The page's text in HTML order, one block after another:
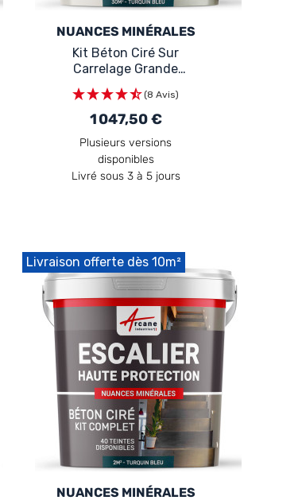
NUANCES MINÉRALES
Kit Béton Ciré Sur
Carrelage Grande
Surface Bleu
(8 Avis)
1 047,50 €
Plusieurs versions
disponibles
Livré sous 3 à 5 jours
Livraison offerte dès 10m²
NUANCES MINÉRALES